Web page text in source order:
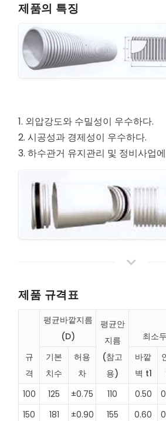
제품의 특징
1. 외압강도와 수밀성이 우수하다.
2. 시공성과 경제성이 우수하다.
3. 하수관거 유지관리 및 정비사업
제품 규격표
규
격
평균바깥지름
(D)
평균안
지름
(참고
용)
최소
기본
치수
허용
차
바깥
벽 t1
100
125 ±0.75 110 0.50
150
181 ±0.90 155 0.60